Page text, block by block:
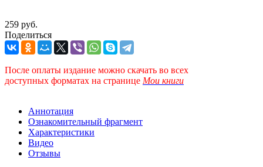
259 руб.
Поделиться
После оплаты издание можно скачать во всех
доступных форматах на странице Мои книги
Аннотация
Ознакомительный фрагмент
Характеристики
Видео
Отзывы